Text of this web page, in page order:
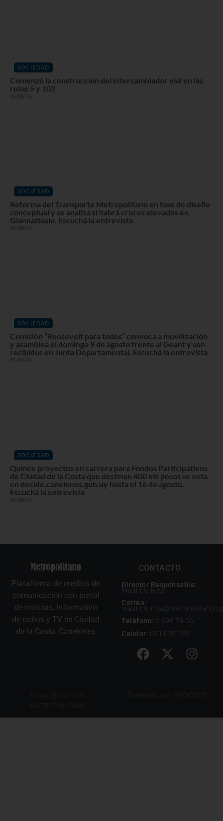
SOCIEDAD
Comenzó la construcción del intercambiador vial en las
rutas 5 y 102
05/08/26
SOCIEDAD
Reforma del Transporte Metropolitano en fase de diseño
conceptual y se analiza si habrá cruces elevados en
Giannattasio. Escuchá la entrevista
05/08/26
SOCIEDAD
Comisión “Roosevelt para todos” convoca a movilización
y asamblea el domingo 9 de agosto frente al Geant y son
recibidos en Junta Departamental. Escuchá la entrevista
05/08/26
SOCIEDAD
Quince proyectos en carrera para Fondos Participativos
de Ciudad de la Costa que destinan 400 mil pesos se vota
en decide.canelones.gub.uy hasta el 16 de agosto.
Escuchá la entrevista
05/08/26
Plataforma de medios de
comunicación con portal
de noticias, Informativo
de radios y TV en Ciudad
de la Costa, Canelones
CONTACTO
Director Responsable:
Mauricio Riva
Correo:
mauricio.riva@metropolitano.uy
Teléfono: 2 698 78 66
Celular: 091 673 129